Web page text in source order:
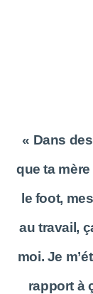
« Dans
que ta
le foot,
au travail,
moi. Je
rapport à